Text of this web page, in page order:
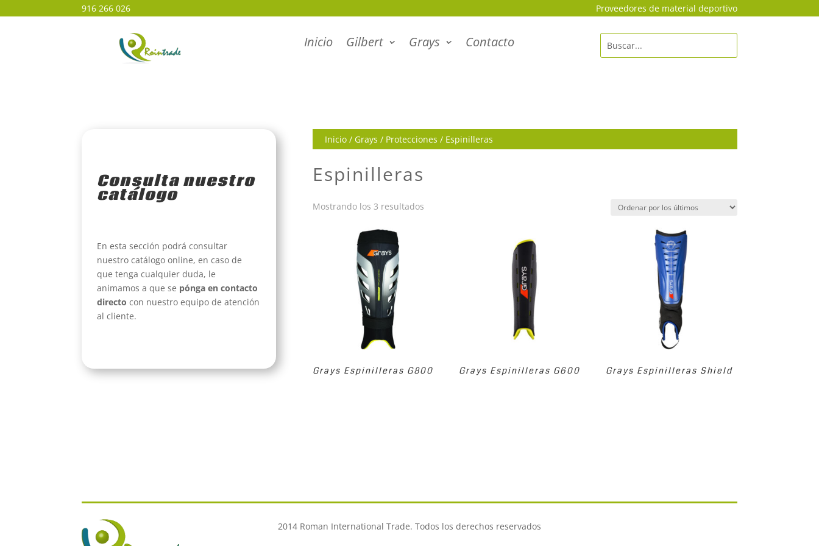
916 266 026 Proveedores de material deportivo
Inicio Gilbert Grays Contacto
Consulta nuestro
catálogo
En esta sección podrá consultar
nuestro catálogo online, en caso de
que tenga cualquier duda, le
animamos a que se pónga en contacto
directo con nuestro equipo de atención
al cliente.
Inicio/ Grays / Protecciones / Espinilleras
Espinilleras
Mostrando los 3 resultadosOrdenado
Grays Espinilleras G800 Grays Espinilleras G600 Grays Espinilleras Shield
2014 Roman International Trade. Todos los derechos reservados